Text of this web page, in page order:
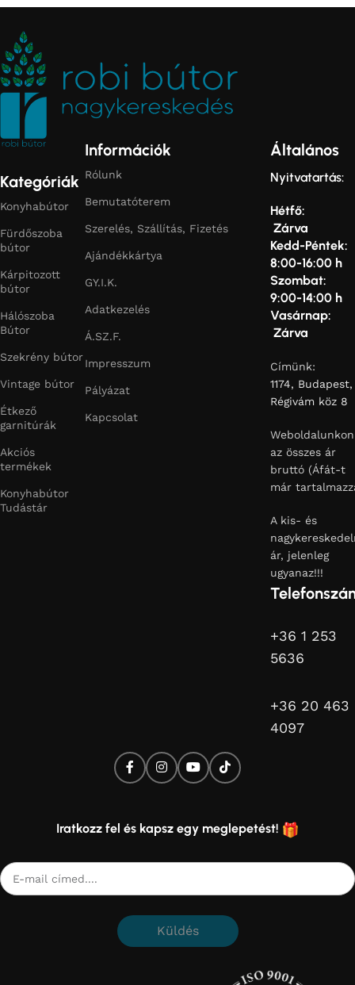
Kategóriák
Konyhabútor
Fürdőszoba
bútor
Kárpitozott
bútor
Hálószoba
Bútor
Szekrény bútor
Vintage bútor
Étkező
garnitúrák
Akciós
termékek
Konyhabútor
Tudástár
Információk
Rólunk
Bemutatóterem
Szerelés, Szállítás, Fizetés
Ajándékkártya
GY.I.K.
Adatkezelés
Á.SZ.F.
Impresszum
Pályázat
Kapcsolat
Általános
Nyitvatartás:
Hétfő:
Zárva
Kedd-Péntek:
8:00-16:00 h
Szombat:
9:00-14:00 h
Vasárnap:
Zárva
Címünk:
1174, Budapest,
Régivám köz 8
Weboldalunkon
az összes ár
bruttó (Áfát-t
már
A kis- és
ár, jelenleg
ugyanaz!!!
+36 1 253
5636
+36 20 463
4097
Iratkozz fel és kapsz egy meglepetést!
Küldés